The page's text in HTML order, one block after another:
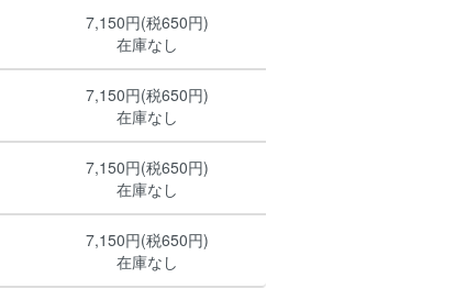
7,150円(税650円)
在庫なし
7,150円(税650円)
在庫なし
7,150円(税650円)
在庫なし
7,150円(税650円)
在庫なし